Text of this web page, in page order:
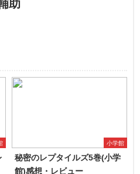
助
小学館
秘密のレプタイルズ5巻(小学
館)感想・レビュー